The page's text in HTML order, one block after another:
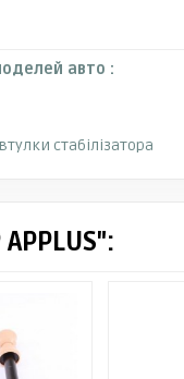
авто :
стабілізатора